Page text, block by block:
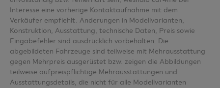
Interesse eine vorherige Kontaktaufnahme mit dem
Verkäufer empfiehlt. Änderungen in Modellvarianten,
Konstruktion, Ausstattung, technische Daten, Preis sowie
Eingabefehler sind ausdrücklich vorbehalten. Die
abgebildeten Fahrzeuge sind teilweise mit Mehrausstattung
gegen Mehrpreis ausgerüstet bzw. zeigen die Abbildungen
teilweise aufpreispflichtige Mehrausstattungen und
Ausstattungsdetails, die nicht für alle Modellvarianten